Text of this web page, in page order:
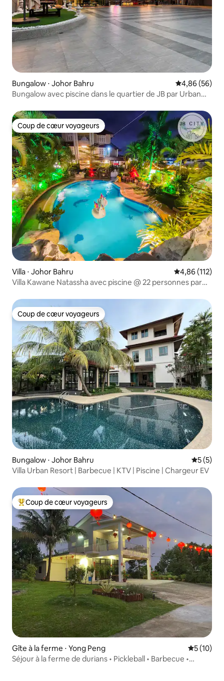
Bungalow ⋅ Johor Bahru Évaluation
4,86 (56)
Bungalow avec piscine dans le quartier de JB par Urban
Coup de cœur voyageurs
Coup de cœur voyageurs
Villa ⋅ Johor Bahru Évaluation
4,86 (112)
Villa Kawane Natassha avec piscine @ 22 personnes par
Coup de cœur voyageurs
Coup de cœur voyageurs
Bungalow ⋅ Johor Bahru
5 (5)
Villa Urban Resort | Barbecue | KTV | Piscine | Chargeur EV
Coups de cœur voyageurs les plus appréciés
Coup de cœur voyageurs
Gîte à la ferme ⋅ Yong Peng
5 (10)
Séjour à la ferme de durians • Pickleball • Barbecue •